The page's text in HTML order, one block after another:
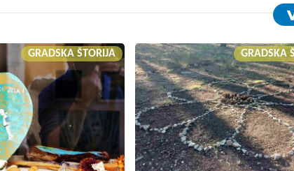
GRADSKA ŠTORIJA GRADSKA